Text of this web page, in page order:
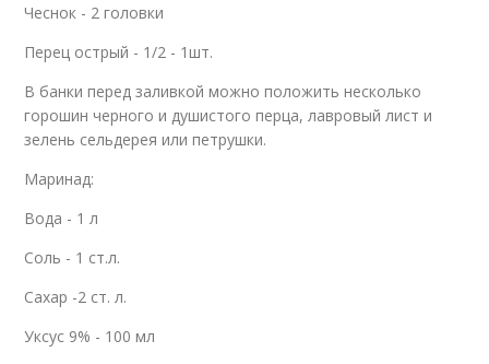
Чеснок - 2 головки
Перец острый - 1/2 - 1шт.
В банки перед заливкой можно положить несколько
горошин черного и душистого перца, лавровый лист и
зелень сельдерея или петрушки.
Маринад:
Вода - 1 л
Соль - 1 ст.л.
Сахар -2 ст. л.
Уксус 9% - 100 мл